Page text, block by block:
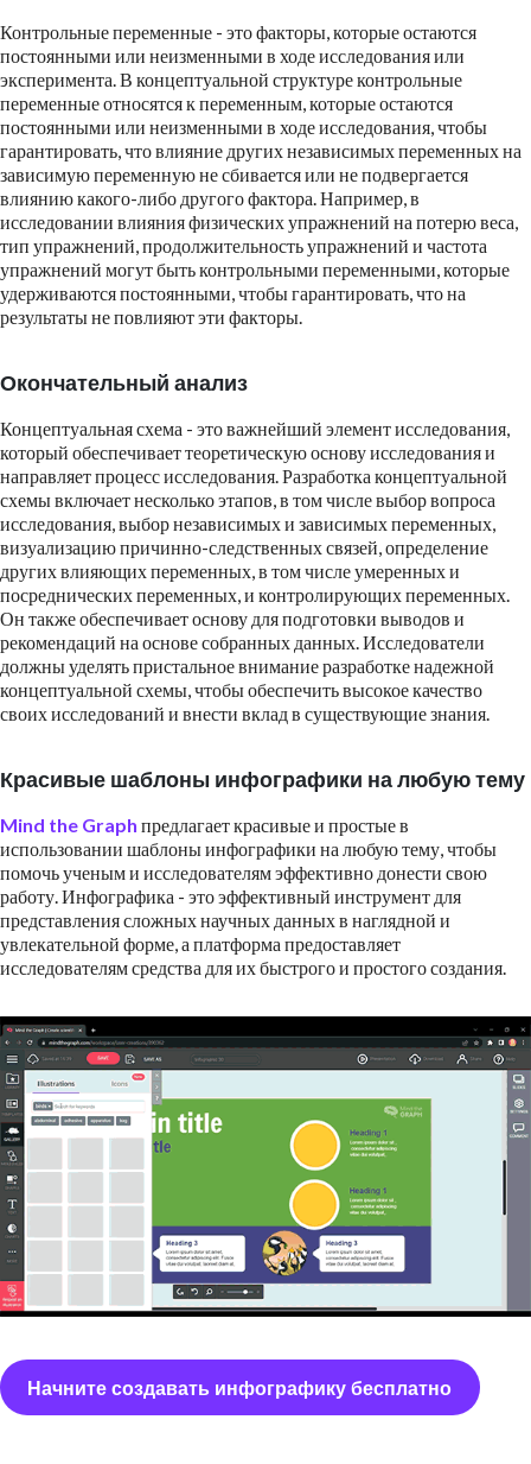
Контрольные переменные - это факторы, которые остаются
постоянными или неизменными в ходе исследования или
эксперимента. В концептуальной структуре контрольные
переменные относятся к переменным, которые остаются
постоянными или неизменными в ходе исследования, чтобы
гарантировать, что влияние других независимых переменных на
зависимую переменную не сбивается или не подвергается
влиянию какого-либо другого фактора. Например, в
исследовании влияния физических упражнений на потерю веса,
тип упражнений, продолжительность упражнений и частота
упражнений могут быть контрольными переменными, которые
удерживаются постоянными, чтобы гарантировать, что на
результаты не повлияют эти факторы.
Окончательный анализ
Концептуальная схема - это важнейший элемент исследования,
который обеспечивает теоретическую основу исследования и
направляет процесс исследования. Разработка концептуальной
схемы включает несколько этапов, в том числе выбор вопроса
исследования, выбор независимых и зависимых переменных,
визуализацию причинно-следственных связей, определение
других влияющих переменных, в том числе умеренных и
посреднических переменных, и контролирующих переменных.
Он также обеспечивает основу для подготовки выводов и
рекомендаций на основе собранных данных. Исследователи
должны уделять пристальное внимание разработке надежной
концептуальной схемы, чтобы обеспечить высокое качество
своих исследований и внести вклад в существующие знания.
Красивые шаблоны инфографики на любую тему
Mind the Graph предлагает красивые и простые в
использовании шаблоны инфографики на любую тему, чтобы
помочь ученым и исследователям эффективно донести свою
работу. Инфографика - это эффективный инструмент для
представления сложных научных данных в наглядной и
увлекательной форме, а платформа предоставляет
исследователям средства для их быстрого и простого создания.
Начните создавать инфографику бесплатно